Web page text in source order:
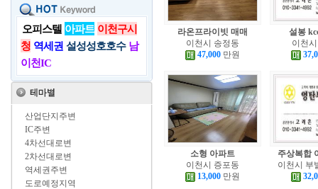
오피스텔 아파트 이천구시
청 역세권 설성성호호수 남
이천IC
산업단지주변
IC주변
4차선대로변
2차선대로변
역세권주변
도로예정지역
라온프라이빗 매매
이천시 송정동
47,000 만원
설봉
이천
소형 아파트
이천시 증포동
13,000 만원
주상복합
이천시 부